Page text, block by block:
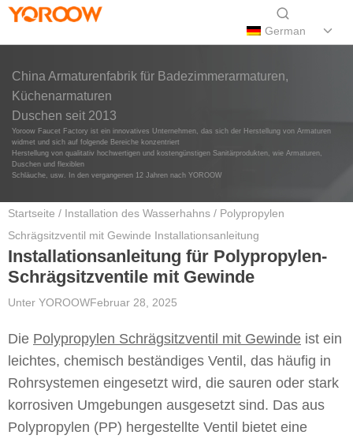
German
China Armaturenfabrik für Badezimmerarmaturen,
Küchenarmaturen
Duschen seit 2013
Yoroow Faucet Factory ist ein innovatives Unternehmen, das sich der Herstellung von Armaturen
widmet und sich auf folgende Bereiche konzentriert
Herstellung von qualitativ hochwertigen und kostengünstigen Sanitärprodukten, wie Armaturen,
Duschen und flexiblen
Schläuche, usw. In den vergangenen 12 Jahren nach YOROOW
Startseite / Installation des Wasserhahns / Polypropylen
Schrägsitzventil mit Gewinde Installationsanleitung
Installationsanleitung für Polypropylen-
Schrägsitzventile mit Gewinde
Unter YOROOWFebruar 28, 2025
Die Polypropylen Schrägsitzventil mit Gewinde ist ein
leichtes, chemisch beständiges Ventil, das häufig in
Rohrsystemen eingesetzt wird, die sauren oder stark
korrosiven Umgebungen ausgesetzt sind. Das aus
Polypropylen (PP) hergestellte Ventil bietet eine